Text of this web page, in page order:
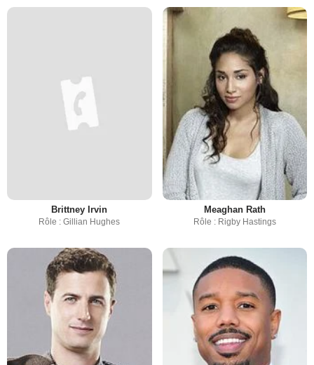
Brittney Irvin
Rôle : Gillian Hughes
Meaghan Rath
Rôle : Rigby Hastings